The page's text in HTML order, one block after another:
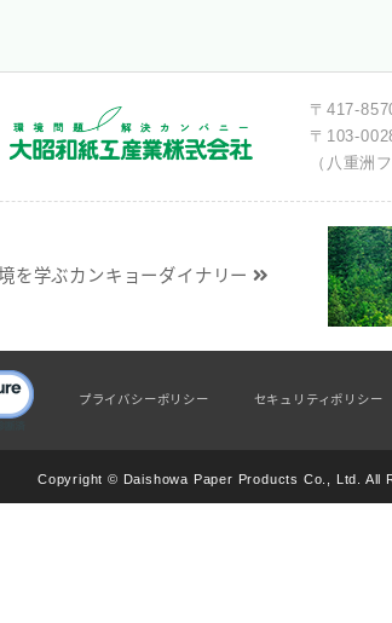
〒417-
〒103-
（八重洲
を学ぶカンキョーダイナリー
プライバシーポリシー セキュリティポリシー
Copyright © Daishowa Paper Products Co., Ltd. All